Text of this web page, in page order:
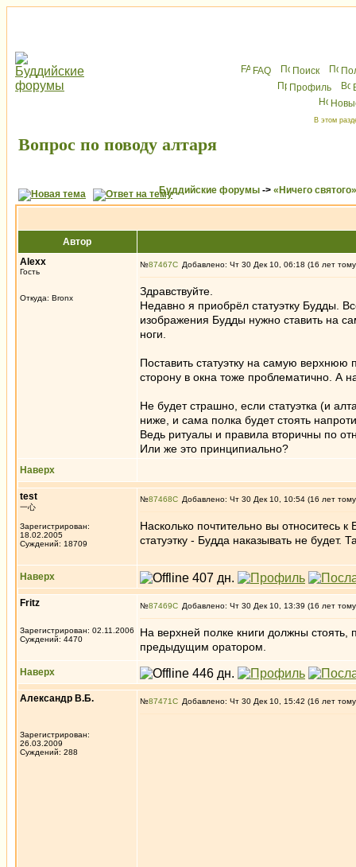
FAQ Поиск
Профиль
В этом
Вопрос по поводу алтаря
Буддийские форумы -> «Ничего святого»
Автор
Alexx
Гость
Откуда: Bronx
№87467 Добавлено: Чт 30 Дек 10, 06:18 (16 лет
Здравствуйте.
Недавно я приобрёл статуэтку Будды.
изображения Будды нужно ставить на
ноги.
Поставить статуэтку на самую верхнюю
сторону в окна тоже проблематично. А
Не будет страшно, если статуэтка (и
ниже, и сама полка будет стоять
Ведь ритуалы и правила вторичны по
Или же это принципиально?
Наверх
test
一心
Зарегистрирован:
18.02.2005
Суждений: 18709
№87468 Добавлено: Чт 30 Дек 10, 10:54 (16 лет
Насколько почтительно вы относитесь
статуэтку - Будда наказывать не будет.
Наверх
Fritz
Зарегистрирован: 02.11.2006
Суждений: 4470
№87469 Добавлено: Чт 30 Дек 10, 13:39 (16 лет
На верхней полке книги должны
предыдущим оратором.
Наверх
Александр В.Б.
Зарегистрирован:
26.03.2009
Суждений: 288
№87471 Добавлено: Чт 30 Дек 10, 15:42 (16 лет